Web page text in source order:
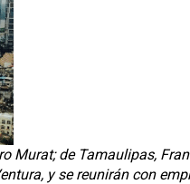
Murat; de Tamaulipas,
y se reunirán con